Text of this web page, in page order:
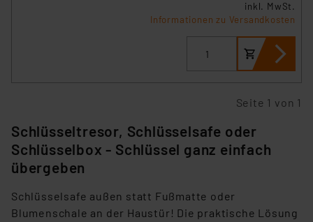
inkl. MwSt.
Informationen zu Versandkosten
Seite 1 von 1
Schlüsseltresor, Schlüsselsafe oder
Schlüsselbox - Schlüssel ganz einfach
übergeben
Schlüsselsafe außen statt Fußmatte oder
Blumenschale an der Haustür! Die praktische Lösung